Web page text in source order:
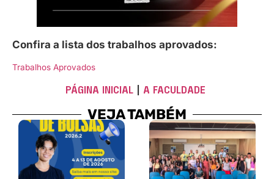
Confira a lista dos trabalhos aprovados:
Trabalhos Aprovados
PÁGINA INICIAL A FACULDADE
VEJA TAMBÉM